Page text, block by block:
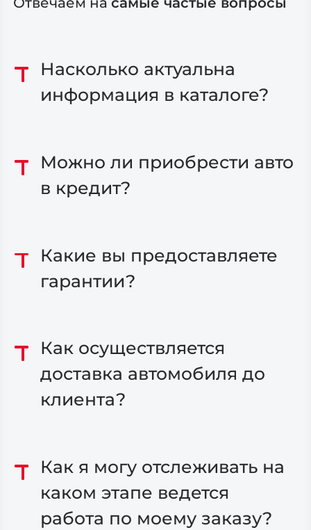
Насколько актуальна
информация в каталоге?
Можно ли приобрести авто
в кредит?
Какие вы предоставляете
гарантии?
Как осуществляется
доставка автомобиля до
клиента?
Как я могу отслеживать на
каком этапе ведется
работа по моему заказу?